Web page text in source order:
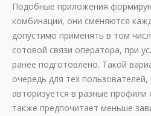
Подобные приложения
комбинации, они сменяются
допустимо применять в том
сотовой связи оператора, при
ранее подготовлено. Такой
очередь для тех
авторизуется в разные профили
также предпочитает меньше